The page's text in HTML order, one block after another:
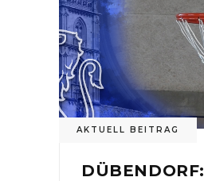
AKTUELL BEITRAG
DÜBENDORF: